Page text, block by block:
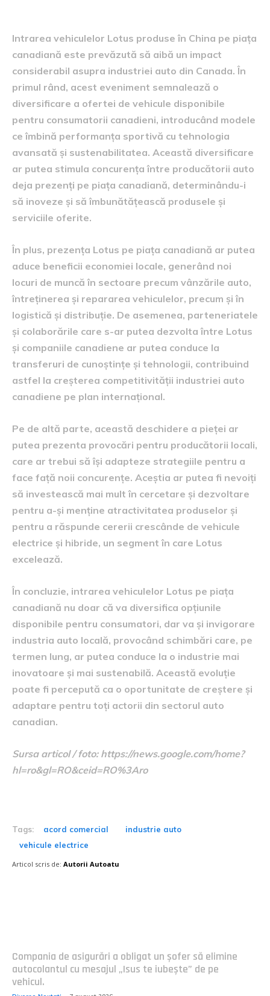
Intrarea vehiculelor Lotus produse în China pe piața
canadiană este prevăzută să aibă un impact
considerabil asupra industriei auto din Canada. În
primul rând, acest eveniment semnalează o
diversificare a ofertei de vehicule disponibile
pentru consumatorii canadieni, introducând modele
ce îmbină performanța sportivă cu tehnologia
avansată și sustenabilitatea. Această diversificare
ar putea stimula concurența între producătorii auto
deja prezenți pe piața canadiană, determinându-i
să inoveze și să îmbunătățească produsele și
serviciile oferite.
În plus, prezența Lotus pe piața canadiană ar putea
aduce beneficii economiei locale, generând noi
locuri de muncă în sectoare precum vânzările auto,
întreținerea și repararea vehiculelor, precum și în
logistică și distribuție. De asemenea, parteneriatele
și colaborările care s-ar putea dezvolta între Lotus
și companiile canadiene ar putea conduce la
transferuri de cunoștințe și tehnologii, contribuind
astfel la creșterea competitivității industriei auto
canadiene pe plan internațional.
Pe de altă parte, această deschidere a pieței ar
putea prezenta provocări pentru producătorii locali,
care ar trebui să își adapteze strategiile pentru a
face față noii concurențe. Aceștia ar putea fi nevoiți
să investească mai mult în cercetare și dezvoltare
pentru a-și menține atractivitatea produselor și
pentru a răspunde cererii crescânde de vehicule
electrice și hibride, un segment în care Lotus
excelează.
În concluzie, intrarea vehiculelor Lotus pe piața
canadiană nu doar că va diversifica opțiunile
disponibile pentru consumatori, dar va și invigorare
industria auto locală, provocând schimbări care, pe
termen lung, ar putea conduce la o industrie mai
inovatoare și mai sustenabilă. Această evoluție
poate fi percepută ca o oportunitate de creștere și
adaptare pentru toți actorii din sectorul auto
canadian.
Sursa articol / foto: https://news.google.com/home?
hl=ro&gl=RO&ceid=RO%3Aro
Tags: acord comercial
industrie auto
vehicule electrice
Articol scris de: Autorii Autoatu
Compania de asigurări a obligat un șofer să elimine
autocolantul cu mesajul „Isus te iubește” de pe
vehicul.